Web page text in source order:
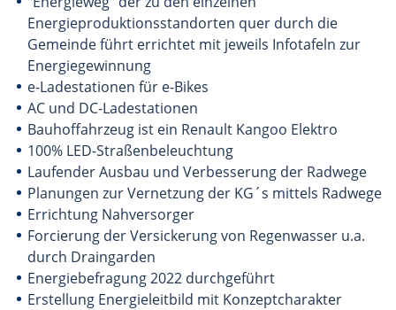
Energieproduktionsstandorten quer durch die
Gemeinde führt errichtet mit jeweils Infotafeln zur
Energiegewinnung
e-Ladestationen für e-Bikes
AC und DC-Ladestationen
Bauhoffahrzeug ist ein Renault Kangoo Elektro
100% LED-Straßenbeleuchtung
Laufender Ausbau und Verbesserung der Radwege
Planungen zur Vernetzung der KG´s mittels Radwege
Errichtung Nahversorger
Forcierung der Versickerung von Regenwasser u.a.
durch Draingarden
Energiebefragung 2022 durchgeführt
Erstellung Energieleitbild mit Konzeptcharakter